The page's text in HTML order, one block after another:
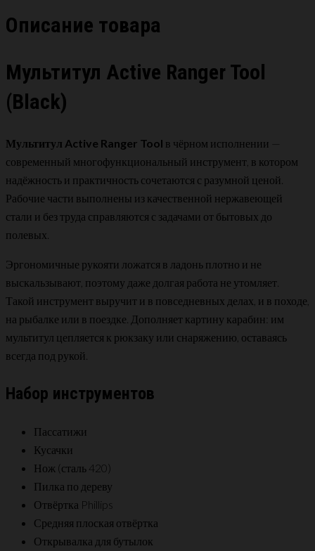
Описание товара
Мультитул Active Ranger Tool
(Black)
Мультитул Active Ranger Tool в чёрном исполнении —
современный многофункциональный инструмент, в котором
надёжность и практичность сочетаются с разумной ценой.
Рабочие части выполнены из качественной нержавеющей
стали и без труда справляются с задачами от бытовых до
полевых.
Эргономичные рукояти ложатся в ладонь плотно и не
выскальзывают, поэтому даже долгая работа не утомляет.
Такой инструмент выручит и в повседневных делах, и в походе,
на рыбалке или в поездке. Дополняет картину карабин: им
мультитул цепляется к рюкзаку или снаряжению, оставаясь
всегда под рукой.
Набор инструментов
Пассатижи
Кусачки
Нож (сталь 420)
Пилка по дереву
Отвёртка Phillips
Средняя плоская отвёртка
Открывалка для бутылок